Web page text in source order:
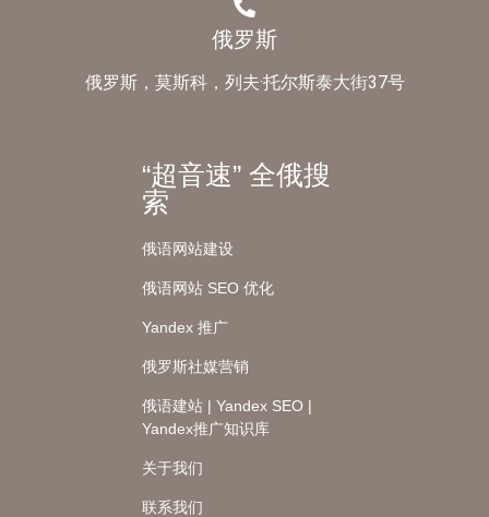
俄罗斯
俄罗斯，莫斯科，列夫·托尔斯泰大街37号
“超音速” 全俄搜
索
俄语网站建设
俄语网站 SEO 优化
Yandex 推广
俄罗斯社媒营销
俄语建站 | Yandex SEO |
Yandex推广知识库
关于我们
联系我们